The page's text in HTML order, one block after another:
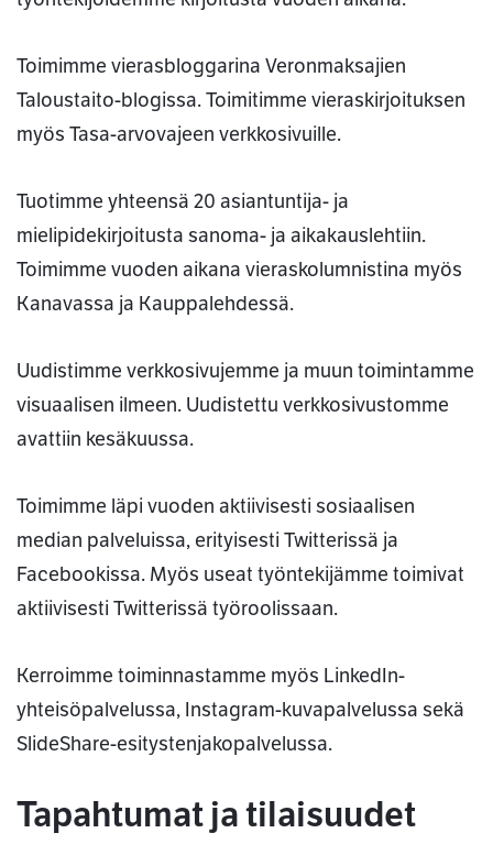
Toimimme vierasbloggarina Veronmaksajien
Taloustaito-blogissa. Toimitimme vieraskirjoituksen
myös Tasa-arvovajeen verkkosivuille.
Tuotimme yhteensä 20 asiantuntija- ja
mielipidekirjoitusta sanoma- ja aikakauslehtiin.
Toimimme vuoden aikana vieraskolumnistina myös
Kanavassa ja Kauppalehdessä.
Uudistimme verkkosivujemme ja muun toimintamme
visuaalisen ilmeen. Uudistettu verkkosivustomme
avattiin kesäkuussa.
Toimimme läpi vuoden aktiivisesti sosiaalisen
median palveluissa, erityisesti Twitterissä ja
Facebookissa. Myös useat työntekijämme toimivat
aktiivisesti Twitterissä työroolissaan.
Kerroimme toiminnastamme myös LinkedIn-
yhteisöpalvelussa, Instagram-kuvapalvelussa sekä
SlideShare-esitystenjakopalvelussa.
Tapahtumat ja tilaisuudet